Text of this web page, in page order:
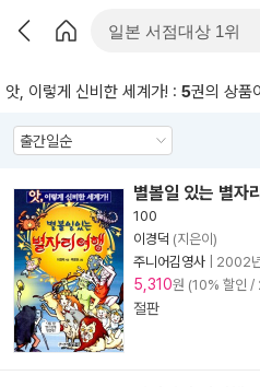
앗, 이렇게 신비한 세계가! : 5권의 상품
별볼일 있는 별자
100
이경덕 (지은이)
주니어김영사
2002
5,310원 (10% 할인 /
절판